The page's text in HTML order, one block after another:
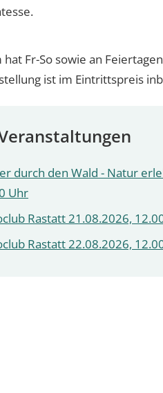
Fr-So sowie an
ist im Eintrittspreis
durch den Wald - Natur
Uhr
Rastatt 21.08.2026,
Rastatt 22.08.2026,